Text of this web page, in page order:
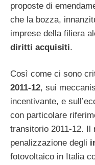
proposte di
che la bozza,
imprese della filiera
diritti acquisiti.
Così come ci sono
2011-12, sui
incentivante, e
con particolare
transitorio 2011-12.
penalizzazione degli
fotovoltaico in Italia